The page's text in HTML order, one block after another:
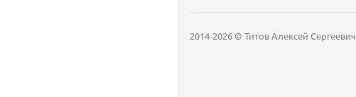
2014-2026 © Титов Алексей Сергеевич